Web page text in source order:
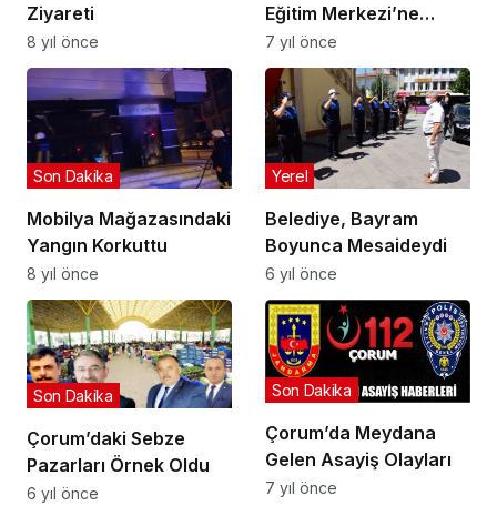
Ziyareti
8 yıl önce
Eğitim Merkezi’ne
Ziyaret
7 yıl önce
Mobilya Mağazasındaki
Yangın Korkuttu
Son Dakika
8 yıl önce
Belediye, Bayram
Boyunca Mesaideydi
Yerel
6 yıl önce
Çorum’daki Sebze
Pazarları Örnek Oldu
Son Dakika
6 yıl önce
Çorum’da Meydana
Gelen Asayiş Olayları
Son Dakika
7 yıl önce